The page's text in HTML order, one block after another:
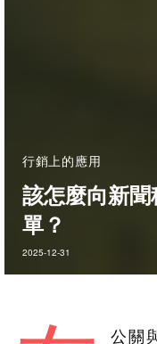
行銷上的應用
該怎麼向新
單？
2025-12-31
公關